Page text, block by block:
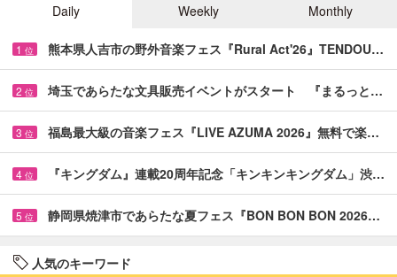
Daily
Weekly Monthly
1 位 熊本県人吉市の野外音楽フェス『Rural Act'26』TENDOU…
2 位 埼玉であらたな文具販売イベントがスタート 『まるっと…
3 位 福島最大級の音楽フェス『LIVE AZUMA 2026』無料で楽…
4 位 『キングダム』連載20周年記念「キンキンキングダム」渋…
5 位 静岡県焼津市であらたな夏フェス『BON BON BON 2026…
人気のキーワード